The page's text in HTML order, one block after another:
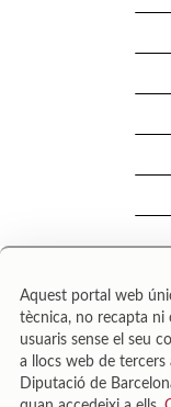
Aquest portal web
tècnica, no recapta ni
usuaris sense el seu
a llocs web de tercers
Diputació de